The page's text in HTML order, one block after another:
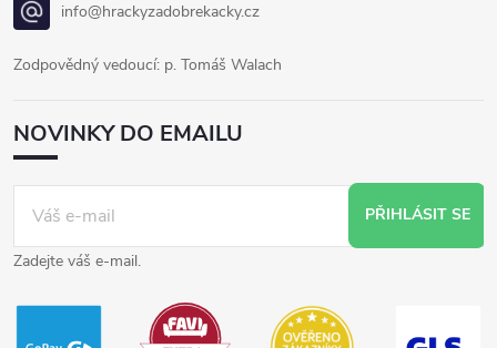
info@hrackyzadobrekacky.cz
Zodpovědný vedoucí: p. Tomáš Walach
NOVINKY DO EMAILU
PŘIHLÁSIT SE
Zadejte váš e-mail.